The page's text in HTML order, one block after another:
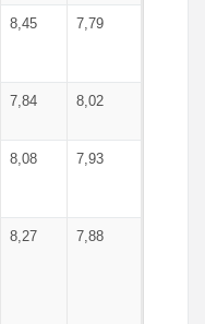
8,45 7,79
7,84 8,02
8,08 7,93
8,27 7,88